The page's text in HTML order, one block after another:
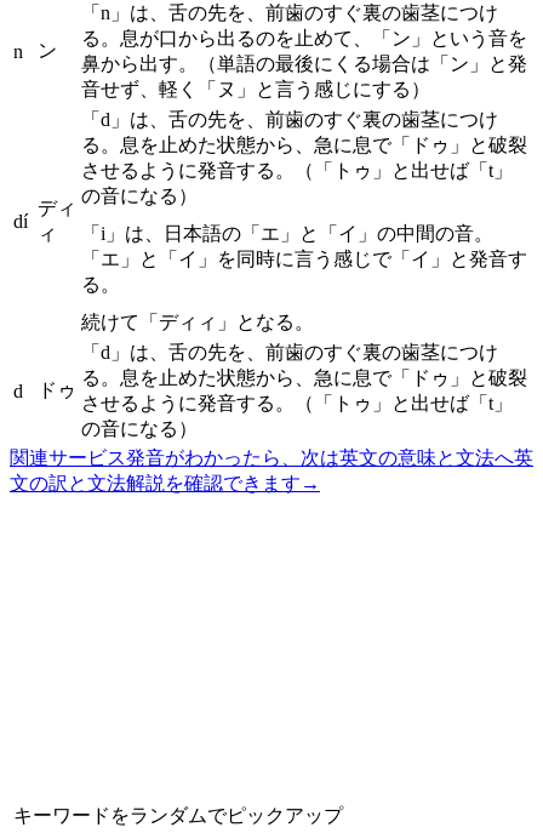
n ン
「n」は、舌の先を、前歯のすぐ裏の歯茎につけ
る。息が口から出るのを止めて、「ン」という音を
鼻から出す。（単語の最後にくる場合は「ン」と発
音せず、軽く「ヌ」と言う感じにする）
dí
ディ
ィ
「d」は、舌の先を、前歯のすぐ裏の歯茎につけ
る。息を止めた状態から、急に息で「ドゥ」と破裂
させるように発音する。（「トゥ」と出せば「t」
の音になる）
「i」は、日本語の「エ」と「イ」の中間の音。
「エ」と「イ」を同時に言う感じで「イ」と発音す
る。
続けて「ディィ」となる。
d ドゥ
「d」は、舌の先を、前歯のすぐ裏の歯茎につけ
る。息を止めた状態から、急に息で「ドゥ」と破裂
させるように発音する。（「トゥ」と出せば「t」
の音になる）
関連サービス発音がわかったら、次は英文の意味と文法へ英
文の訳と文法解説を確認できます →
キーワードをランダムでピックアップ